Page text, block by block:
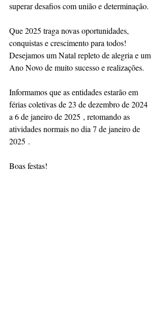
superar desafios com união e determinação.
Que 2025 traga novas oportunidades,
conquistas e crescimento para todos!
Desejamos um Natal repleto de alegria e um
Ano Novo de muito sucesso e realizações.
Informamos que as entidades estarão em
férias coletivas de 23 de dezembro de 2024
a 6 de janeiro de 2025 , retomando as
atividades normais no dia 7 de janeiro de
2025 .
Boas festas!